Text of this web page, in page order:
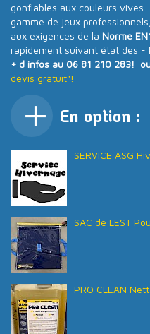
gonflables aux couleurs vives
gamme de jeux
aux exigences de la Norme
rapidement suivant état des -
+ d infos au 06 81 210 283!
devis gratuit"!
En option :
SERVICE ASG
SAC de LEST
PRO CLEAN